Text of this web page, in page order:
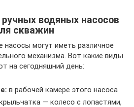
водяных насосов
скважин
насосы могут иметь различное
механизма. Вот какие виды
на сегодняшний день:
в рабочей камере этого насоса
— колесо с лопастями,